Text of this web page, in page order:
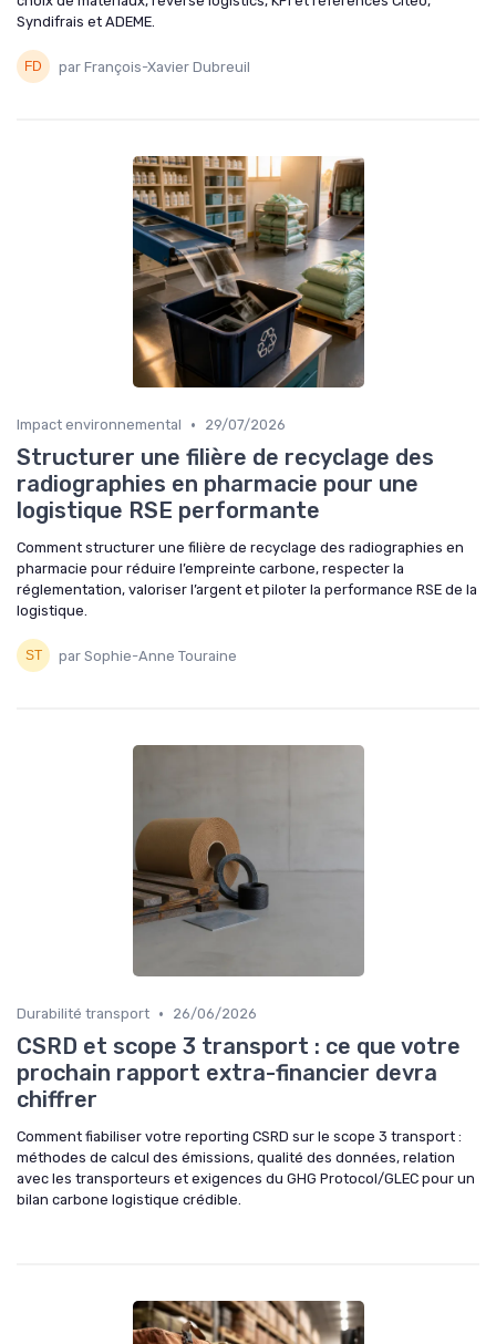
Syndifrais et ADEME.
par François-Xavier Dubreuil
Impact environnemental • 29/07/2026
Structurer une filière de recyclage des
radiographies en pharmacie pour une
logistique RSE performante
Comment structurer une filière de recyclage des radiographies en
pharmacie pour réduire l’empreinte carbone, respecter la
réglementation, valoriser l’argent et piloter la performance RSE de la
logistique.
par Sophie-Anne Touraine
Durabilité transport • 26/06/2026
CSRD et scope 3 transport : ce que votre
prochain rapport extra-financier devra
chiffrer
Comment fiabiliser votre reporting CSRD sur le scope 3 transport :
méthodes de calcul des émissions, qualité des données, relation
avec les transporteurs et exigences du GHG Protocol/GLEC pour un
bilan carbone logistique crédible.